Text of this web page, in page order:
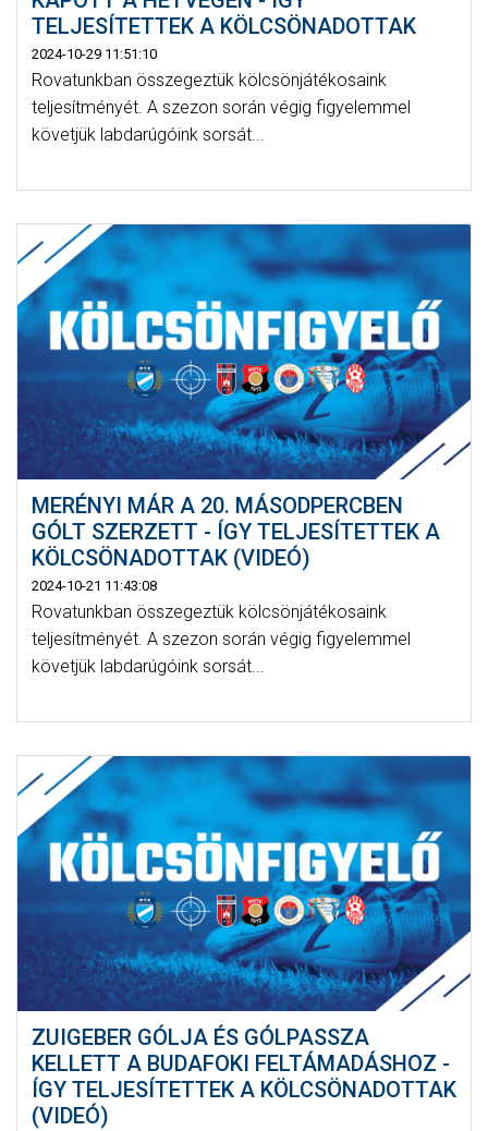
TELJESÍTETTEK A KÖLCSÖNADOTTAK
2024-10-29 11:51:10
Rovatunkban összegeztük kölcsönjátékosaink
teljesítményét. A szezon során végig figyelemmel
követjük labdarúgóink sorsát...
MERÉNYI MÁR A 20. MÁSODPERCBEN
GÓLT SZERZETT - ÍGY TELJESÍTETTEK A
KÖLCSÖNADOTTAK (VIDEÓ)
2024-10-21 11:43:08
Rovatunkban összegeztük kölcsönjátékosaink
teljesítményét. A szezon során végig figyelemmel
követjük labdarúgóink sorsát...
ZUIGEBER GÓLJA ÉS GÓLPASSZA
KELLETT A BUDAFOKI FELTÁMADÁSHOZ -
ÍGY TELJESÍTETTEK A KÖLCSÖNADOTTAK
(VIDEÓ)